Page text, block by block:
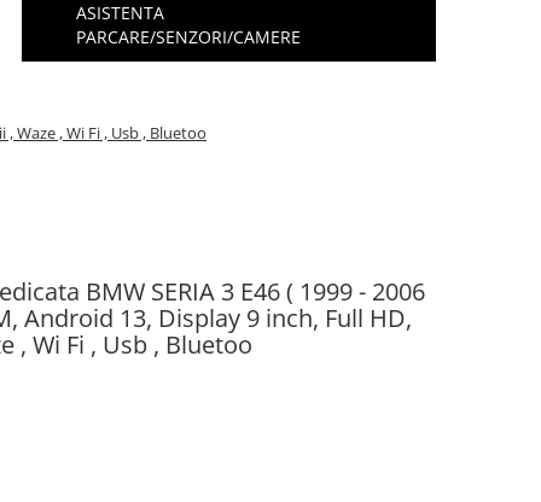
ASISTENTA
PARCARE/SENZORI/CAMERE
Waze , Wi Fi , Usb , Bluetoo
BMW SERIA 3 E46 ( 1999 - 2006
Android 13, Display 9 inch, Full HD,
, Wi Fi , Usb , Bluetoo